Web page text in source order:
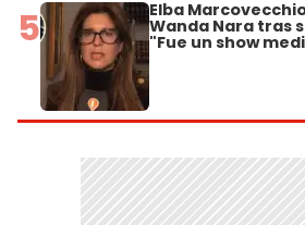
5 Elba
Wanda Nara tras
"Fue un show